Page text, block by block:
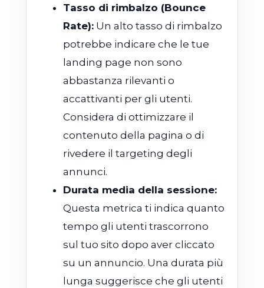
Tasso di rimbalzo (Bounce
Rate): Un alto tasso di rimbalzo
potrebbe indicare che le tue
landing page non sono
abbastanza rilevanti o
accattivanti per gli utenti.
Considera di ottimizzare il
contenuto della pagina o di
rivedere il targeting degli
annunci.
Durata media della sessione:
Questa metrica ti indica quanto
tempo gli utenti trascorrono
sul tuo sito dopo aver cliccato
su un annuncio. Una durata più
lunga suggerisce che gli utenti